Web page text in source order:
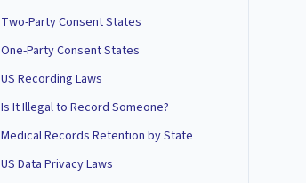
Two-Party Consent States
One-Party Consent States
US Recording Laws
Is It Illegal to Record Someone?
Medical Records Retention by State
US Data Privacy Laws